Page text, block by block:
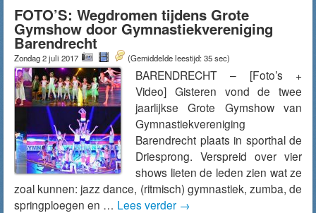
FOTO’S: Wegdromen tijdens Grote
Gymshow door Gymnastiekvereniging
Barendrecht
Zondag 2 juli 2017 (Gemiddelde leestijd: 35 sec)
BARENDRECHT – [Foto’s +
Video] Gisteren vond de twee
jaarlijkse Grote Gymshow van
Gymnastiekvereniging
Barendrecht plaats in sporthal de
Driesprong. Verspreid over vier
shows lieten de leden zien wat ze
zoal kunnen: jazz dance, (ritmisch) gymnastiek, zumba, de
springploegen en … Lees verder →